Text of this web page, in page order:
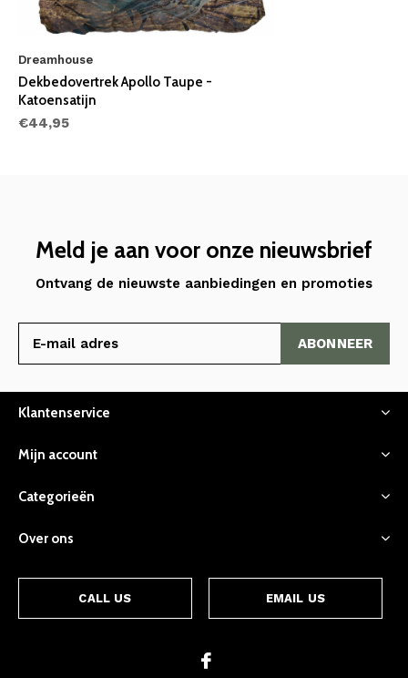
Dreamhouse
Dekbedovertrek Apollo Taupe -
Katoensatijn
€44,95
Meld je aan voor onze nieuwsbrief
Ontvang de nieuwste aanbiedingen en promoties
ABONNEER
Klantenservice
Mijn account
Categorieën
Over ons
CALL US EMAIL US